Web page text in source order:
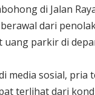
di Jalan
dari
parkir di
sosial, pria
terlihat dari